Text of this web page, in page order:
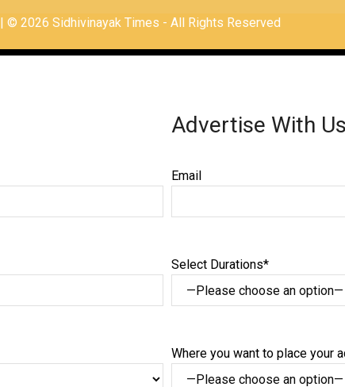
| © 2026 Sidhivinayak Times - All Rights Reserved
Advertise With Us
Email
Select Durations*
Where you want to place your